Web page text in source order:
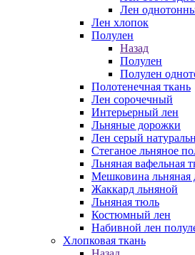
Лен
Лен хлопок
Полулен
Назад
Полулен
Полулен
Полотенечная ткань
Лен сорочечный
Интерьерный лен
Льняные дорожки
Лен серый
Стеганое льняное
Льняная вафельная
Мешковина льняная
Жаккард льняной
Льняная тюль
Костюмный лен
Набивной лен
Хлопковая ткань